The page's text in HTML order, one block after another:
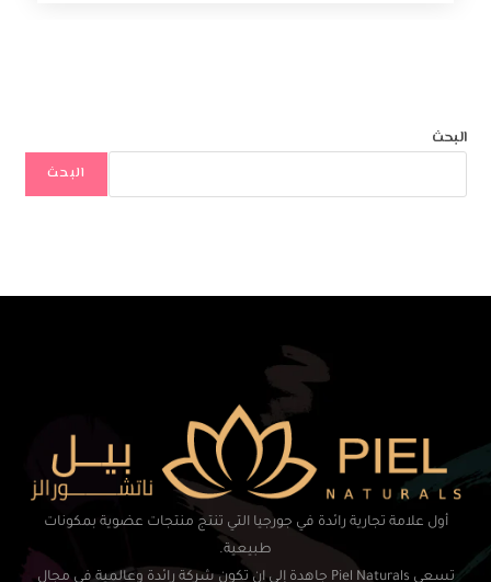
البحث
البحث
أول علامة تجارية رائدة في جورجيا التي تنتج منتجات عضوية بمكونات
طبيعية.
تسعي Piel Naturals جاهدة إلي ان تكون شركة رائدة وعالمية في مجال